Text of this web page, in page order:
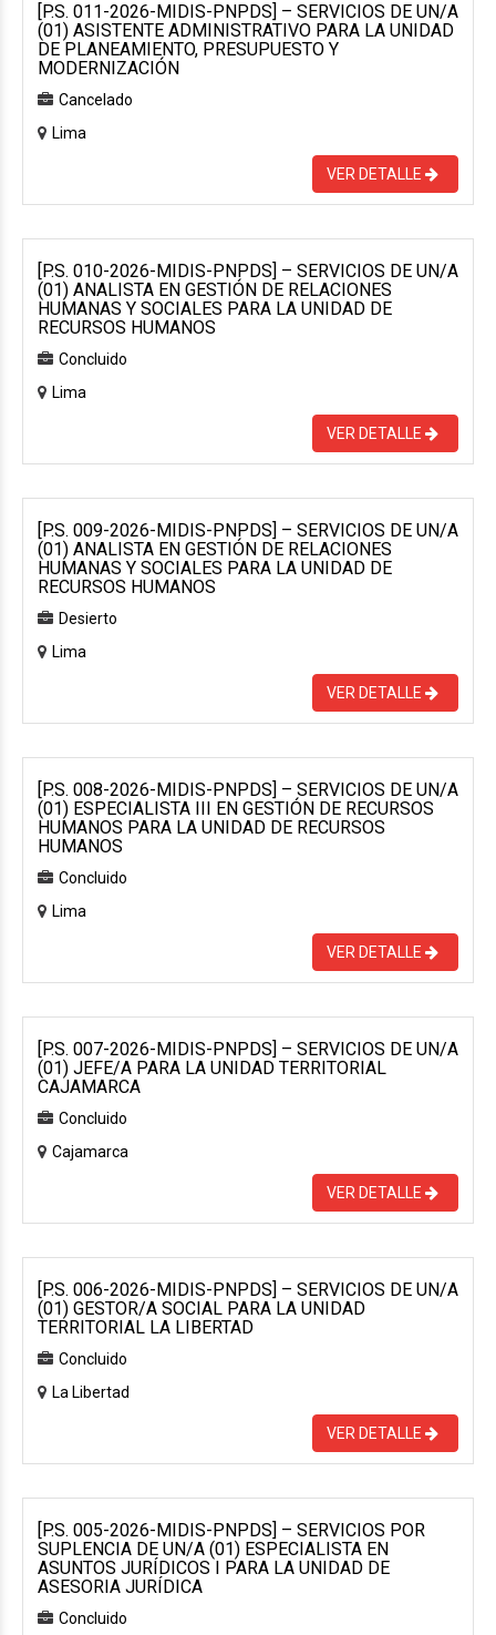
[P.S. 011-2026-MIDIS-PNPDS] – SERVICIOS DE UN/A
(01) ASISTENTE ADMINISTRATIVO PARA LA UNIDAD
DE PLANEAMIENTO, PRESUPUESTO Y
MODERNIZACIÓN
Cancelado
Lima
VER DETALLE
[P.S. 010-2026-MIDIS-PNPDS] – SERVICIOS DE UN/A
(01) ANALISTA EN GESTIÓN DE RELACIONES
HUMANAS Y SOCIALES PARA LA UNIDAD DE
RECURSOS HUMANOS
Concluido
Lima
VER DETALLE
[P.S. 009-2026-MIDIS-PNPDS] – SERVICIOS DE UN/A
(01) ANALISTA EN GESTIÓN DE RELACIONES
HUMANAS Y SOCIALES PARA LA UNIDAD DE
RECURSOS HUMANOS
Desierto
Lima
VER DETALLE
[P.S. 008-2026-MIDIS-PNPDS] – SERVICIOS DE UN/A
(01) ESPECIALISTA III EN GESTIÓN DE RECURSOS
HUMANOS PARA LA UNIDAD DE RECURSOS
HUMANOS
Concluido
Lima
VER DETALLE
[P.S. 007-2026-MIDIS-PNPDS] – SERVICIOS DE UN/A
(01) JEFE/A PARA LA UNIDAD TERRITORIAL
CAJAMARCA
Concluido
Cajamarca
VER DETALLE
[P.S. 006-2026-MIDIS-PNPDS] – SERVICIOS DE UN/A
(01) GESTOR/A SOCIAL PARA LA UNIDAD
TERRITORIAL LA LIBERTAD
Concluido
La Libertad
VER DETALLE
[P.S. 005-2026-MIDIS-PNPDS] – SERVICIOS POR
SUPLENCIA DE UN/A (01) ESPECIALISTA EN
ASUNTOS JURÍDICOS I PARA LA UNIDAD DE
ASESORIA JURÍDICA
Concluido